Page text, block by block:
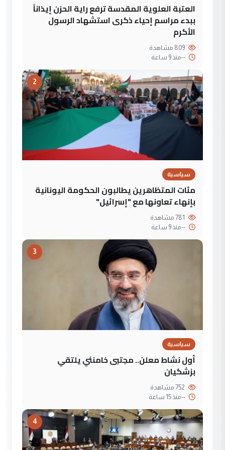
العتبة العلوية المقدسة ترفع راية الحزن إيذاناً
ببدء مراسم إحياء ذكرى استشهاد الرسول
الأكرم
--منذ 9 ساعة
2
سياسية
مئات المتظاهرين يطالبون الحكومة اليونانية
بإنهاء تعاونها مع "إسرائيل"
--منذ 9 ساعة
3
سياسية
أول نشاط معلن.. مجتبى خامنئي يلتقي
بزشكيان
--منذ 15 ساعة
4